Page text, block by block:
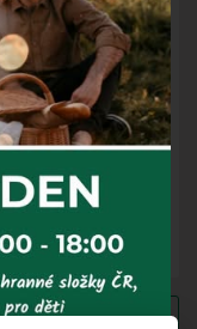
na výpis novinek